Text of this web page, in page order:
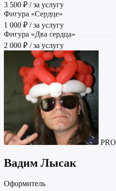
3 500 ₽ / за услугу
Фигура «Сердце»
1 000 ₽ / за услугу
Фигура «Два сердца»
2 000 ₽ / за услугу
PRO
Вадим Лысак
Оформитель